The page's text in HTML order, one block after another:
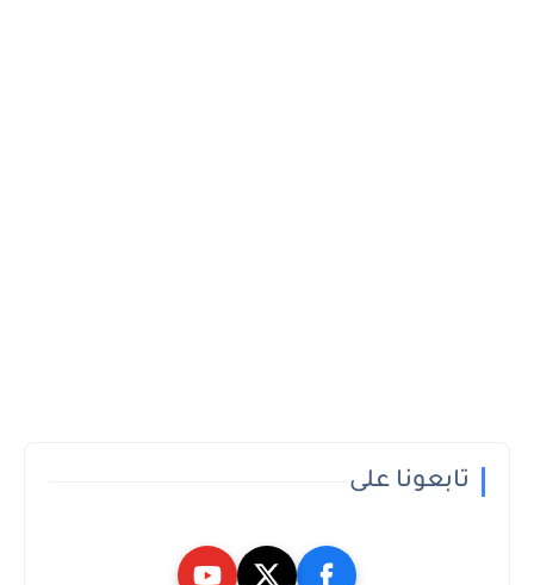
تابعونا على